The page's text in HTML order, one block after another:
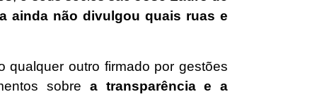
ainda não divulgou quais ruas e
outro firmado por gestões
sobre a transparência e a